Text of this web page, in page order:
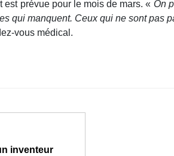
prévue pour le mois de mars. « On
qui manquent. Ceux qui ne sont pas
vous médical.
inventeur